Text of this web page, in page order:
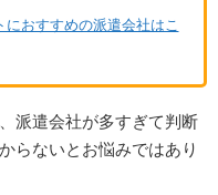
におすすめの派遣会社はこ
派遣会社が多すぎて判断
らないとお悩みではあり